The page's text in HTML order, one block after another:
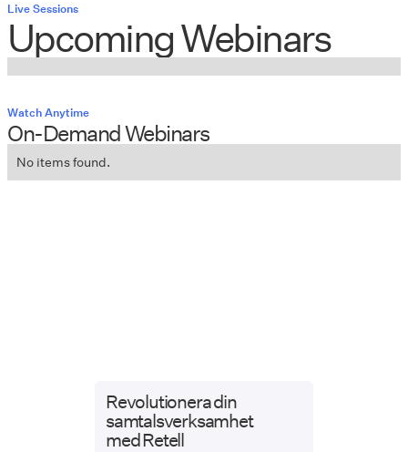
Live Sessions
Upcoming Webinars
Watch Anytime
On-Demand Webinars
No items found.
Revolutionera din
samtalsverksamhet
med Retell